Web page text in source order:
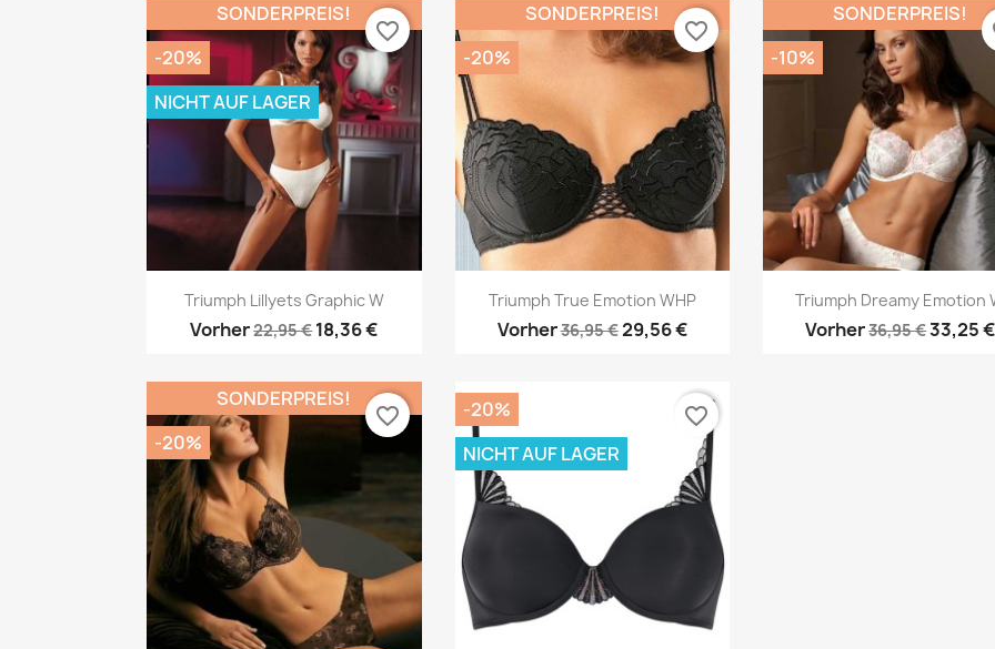
Vorschau
Triumph Lillyets Graphic W
Vorher22,95 €18,36 €
SONDERPREIS!
-20%
NICHT AUF LAGER
favorite_border
Vorschau
Triumph True Emotion WHP
Vorher36,95 €29,56 €
SONDERPREIS!
-20%
favorite_border
Vorschau
Triumph Dreamy Emotion
Vorher36,95 €33,25 €
SONDERPREIS!
-10%
SONDERPREIS!
-20%
favorite_border
-20%
NICHT AUF LAGER
favorite_border